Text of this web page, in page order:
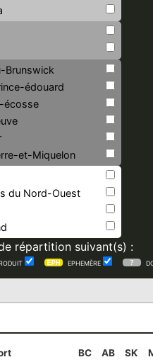
Brunswick
édouard
écosse
et-Miquelon
du Nord-Ouest
répartition suivant(s) :
EPHEMÈRE
BC AB SK